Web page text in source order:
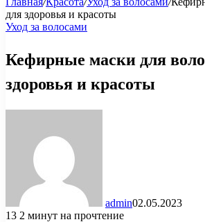
для здоровья и красоты
Уход за волосами
Кефирные маски для
здоровья и красоты
admin02.05.2023
13 2 минут на прочтение